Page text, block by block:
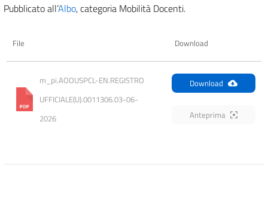
Pubblicato all’Albo, categoria Mobilità Docenti.
File Download
m_pi.AOOUSPCL-EN.REGISTRO
UFFICIALE(U).0011306.03-06-
2026
Download
Anteprima